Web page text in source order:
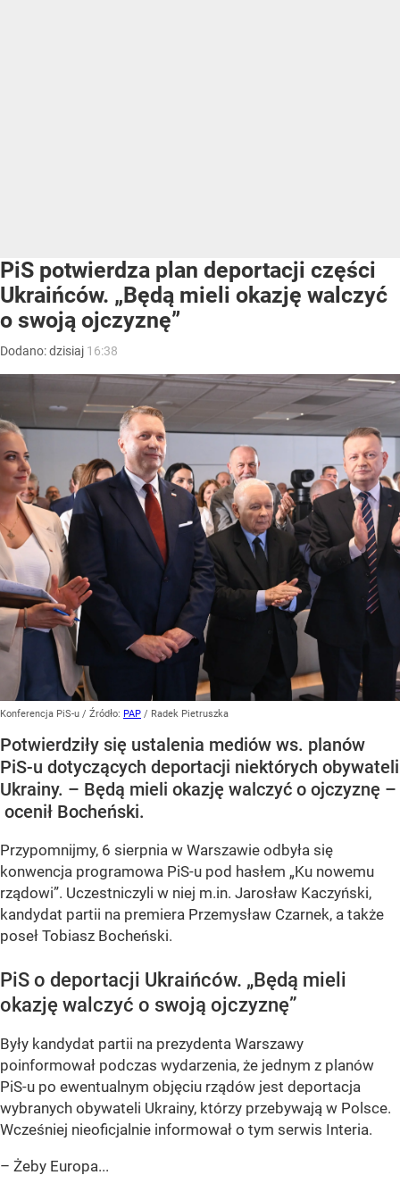
PiS potwierdza plan deportacji części
Ukraińców. „Będą mieli okazję walczyć
o swoją ojczyznę”
Dodano:dzisiaj 16:38
Konferencja PiS-u / Źródło: PAP / Radek Pietruszka
Potwierdziły się ustalenia mediów ws. planów
PiS-u dotyczących deportacji niektórych obywateli
Ukrainy. – Będą mieli okazję walczyć o ojczyznę –
ocenił Bocheński.
Przypomnijmy, 6 sierpnia w Warszawie odbyła się
konwencja programowa PiS-u pod hasłem „Ku nowemu
rządowi”. Uczestniczyli w niej m.in. Jarosław Kaczyński,
kandydat partii na premiera Przemysław Czarnek, a także
poseł Tobiasz Bocheński.
PiS o deportacji Ukraińców. „Będą mieli
okazję walczyć o swoją ojczyznę”
Były kandydat partii na prezydenta Warszawy
poinformował podczas wydarzenia, że jednym z planów
PiS-u po ewentualnym objęciu rządów jest deportacja
wybranych obywateli Ukrainy, którzy przebywają w Polsce.
Wcześniej nieoficjalnie informował o tym serwis Interia.
– Żeby Europa...